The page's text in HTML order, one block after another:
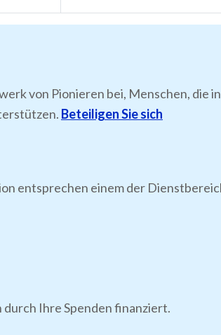
von Pionieren bei, Menschen,
Beteiligen Sie sich
entsprechen einem der
Ihre Spenden finanziert.